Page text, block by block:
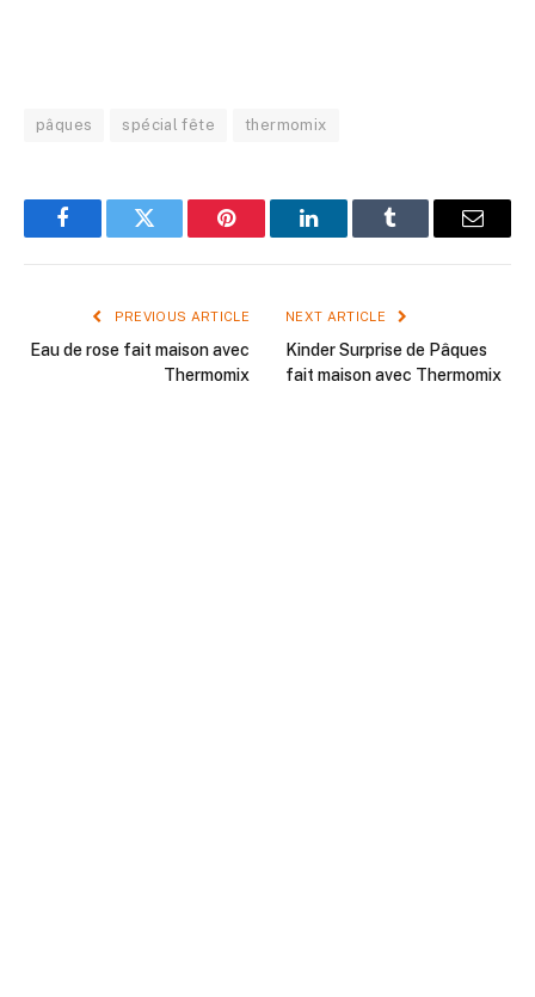
pâques spécial fête thermomix
FacebookTwitter Pinterest LinkedInTumblr Email
PREVIOUS ARTICLE
Eau de rose fait maison avec
Thermomix
NEXT ARTICLE
Kinder Surprise de Pâques
fait maison avec Thermomix